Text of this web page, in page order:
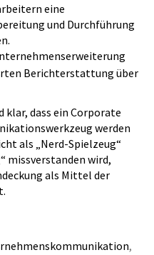
eine
und Durchführung
Berichterstattung über
klar, dass ein Corporate
werden
als „Nerd-Spielzeug“
missverstanden wird,
als Mittel der
,